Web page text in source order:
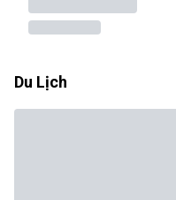
Du Lịch